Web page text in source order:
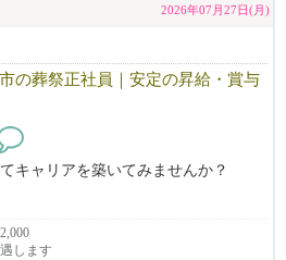
2026年07月27日(月)
の葬祭正社員｜安定の昇給・賞与
キャリアを築いてみませんか？
同組合）では、葬祭業務を行う正社
します